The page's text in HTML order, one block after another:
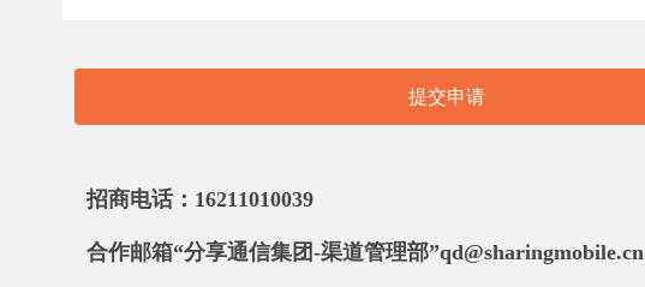
提交申请
招商电话：16211010039
合作邮箱“分享通信集团-渠道管理部”qd@sharingmobile.cn